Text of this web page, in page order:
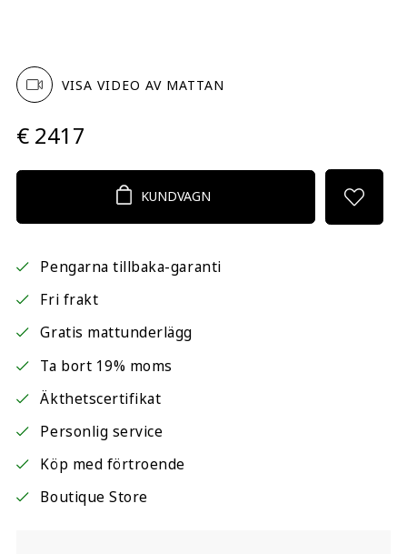
VISA VIDEO AV MATTAN
€ 2417
KUNDVAGN
Pengarna tillbaka-garanti
Fri frakt
Gratis mattunderlägg
Ta bort 19% moms
Äkthetscertifikat
Personlig service
Köp med förtroende
Boutique Store